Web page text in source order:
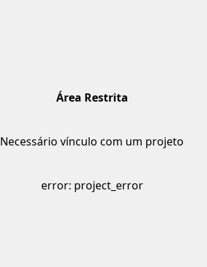
Área Restrita
Necessário vínculo com um projeto
error: project_error